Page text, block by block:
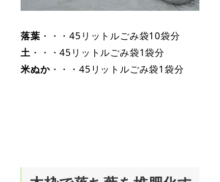
落葉 ・・・45リットルごみ袋10袋分
土 ・・・45リットルごみ袋1袋分
米ぬか・・・45リットルごみ袋1袋分